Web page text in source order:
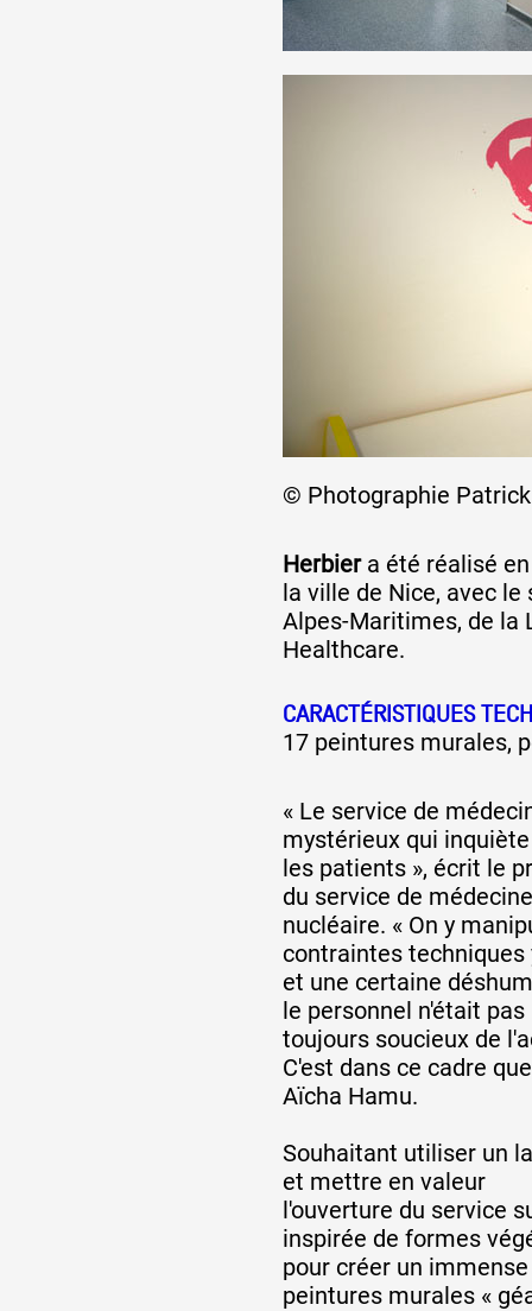
Événements
1% œuvres
De A à Z
Année par année
Collection vidéos
Candidater
© Photographie
Herbiera été réalisé
la ville de Nice, avec
Alpes-Maritimes, de la
Healthcare.
CARACTÉRISTIQUES
17 peintures murales,
« Le service de
mystérieux qui
les patients », écrit le
du service de médecine
nucléaire. « On y
contraintes
et une certaine
le personnel n'était pas
toujours soucieux de
C'est dans ce cadre
Aïcha Hamu.
Souhaitant utiliser un
et mettre en valeur
l'ouverture du service
inspirée de formes
pour créer un
peintures murales «